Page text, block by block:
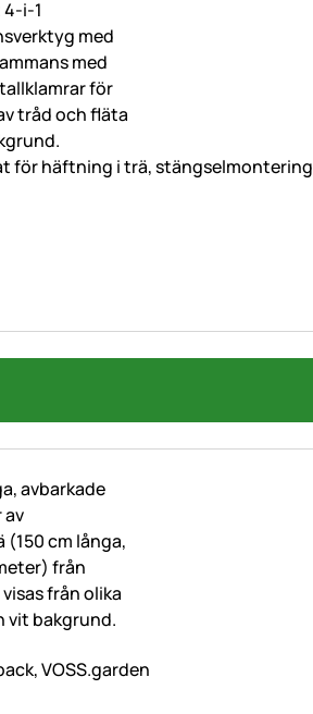
för häftning i trä, stängselmontering
VOSS.garden